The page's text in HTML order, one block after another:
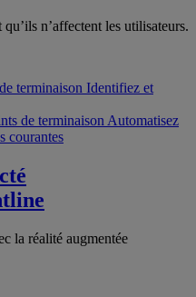
n’affectent les utilisateurs.
terminaison Identifiez et
de terminaison Automatisez
courantes
la réalité augmentée